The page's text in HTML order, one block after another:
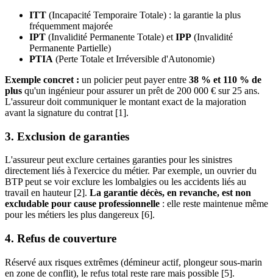
ITT (Incapacité Temporaire Totale) : la garantie la plus
fréquemment majorée
IPT (Invalidité Permanente Totale) et IPP (Invalidité
Permanente Partielle)
PTIA (Perte Totale et Irréversible d'Autonomie)
Exemple concret : un policier peut payer entre 38 % et 110 % de
plus qu'un ingénieur pour assurer un prêt de 200 000 € sur 25 ans.
L'assureur doit communiquer le montant exact de la majoration
avant la signature du contrat [1].
3. Exclusion de garanties
L'assureur peut exclure certaines garanties pour les sinistres
directement liés à l'exercice du métier. Par exemple, un ouvrier du
BTP peut se voir exclure les lombalgies ou les accidents liés au
travail en hauteur [2]. La garantie décès, en revanche, est non
excludable pour cause professionnelle : elle reste maintenue même
pour les métiers les plus dangereux [6].
4. Refus de couverture
Réservé aux risques extrêmes (démineur actif, plongeur sous-marin
en zone de conflit), le refus total reste rare mais possible [5].